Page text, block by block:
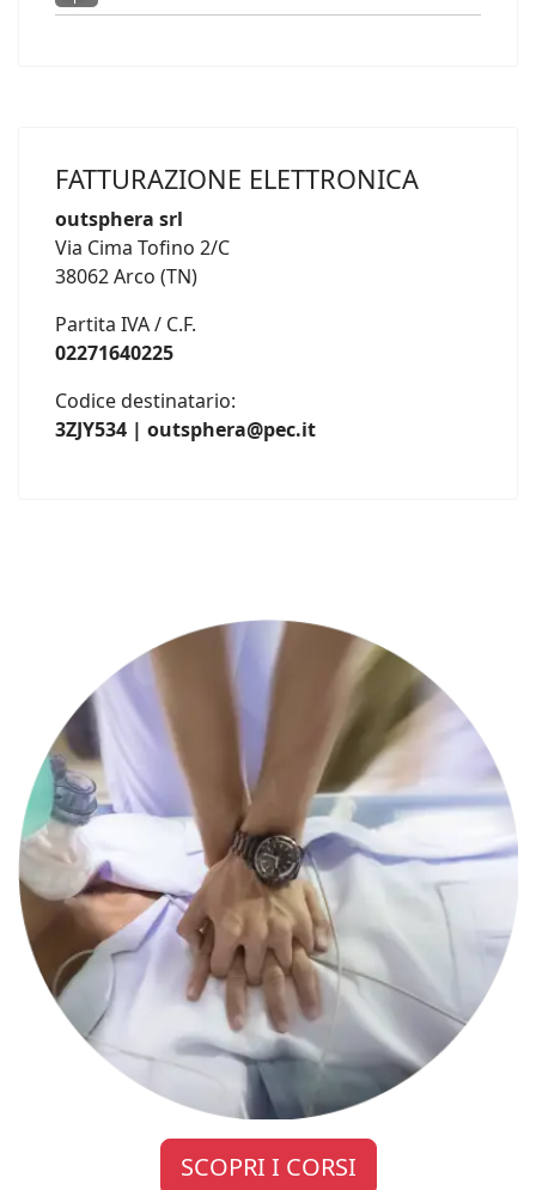
FATTURAZIONE ELETTRONICA
outsphera srl
Via Cima Tofino 2/C
38062 Arco (TN)
Partita IVA / C.F.
02271640225
Codice destinatario:
3ZJY534 | outsphera@pec.it
SCOPRI I CORSI